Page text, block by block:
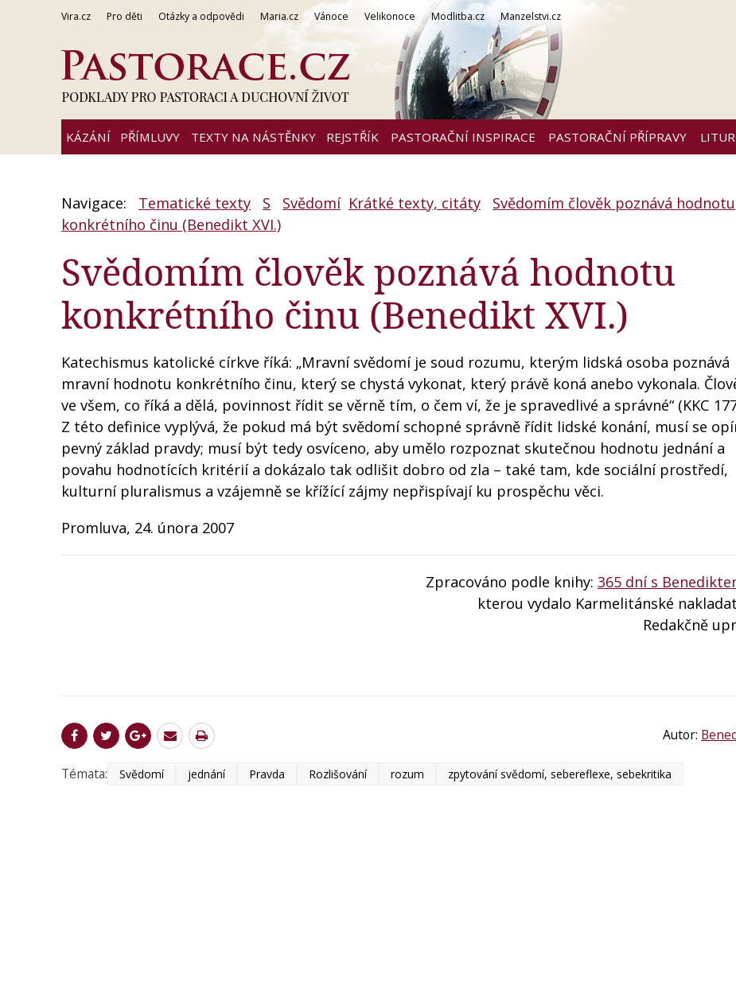
Vira.cz Pro děti Otázky a odpovědi Maria.cz Vánoce Velikonoce Modlitba.cz Manzelstvi.cz
KÁZÁNÍ PŘÍMLUVY TEXTY NA NÁSTĚNKY REJSTŘÍK PASTORAČNÍ INSPIRACE PASTORAČNÍ PŘÍPRAVY
Navigace: Tematické texty S Svědomí Krátké texty, citáty
Svědomím člověk poznává hodnotu
konkrétního činu (Benedikt XVI.)
Svědomím člověk poznává hodnotu
konkrétního činu (Benedikt XVI.)
Katechismus katolické církve říká: „Mravní svědomí je soud rozumu, kterým lidská osoba poznává
mravní hodnotu konkrétního činu, který se chystá vykonat, který právě koná anebo vykonala.
ve všem, co říká a dělá, povinnost řídit se věrně tím, o čem ví, že je spravedlivé a správné“ (KKC
Z této definice vyplývá, že pokud má být svědomí schopné správně řídit lidské konání, musí se
pevný základ pravdy; musí být tedy osvíceno, aby umělo rozpoznat skutečnou hodnotu jednání a
povahu hodnotících kritérií a dokázalo tak odlišit dobro od zla – také tam, kde sociální prostředí,
kulturní pluralismus a vzájemně se křížící zájmy nepřispívají ku prospěchu věci.
Promluva, 24. února 2007
Zpracováno podle knihy: 365 dní s
kterou vydalo Karmelitánské
Redakčně
Autor:
Témata: Svědomí jednání Pravda Rozlišování rozum zpytování svědomí, sebereflexe, sebekritika